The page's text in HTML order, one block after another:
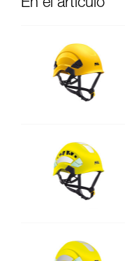
En el artículo